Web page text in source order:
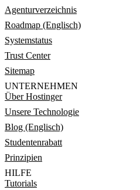
Agenturverzeichnis
Roadmap (Englisch)
Systemstatus
Trust Center
Sitemap
UNTERNEHMEN
Über Hostinger
Unsere Technologie
Blog (Englisch)
Studentenrabatt
Prinzipien
HILFE
Tutorials